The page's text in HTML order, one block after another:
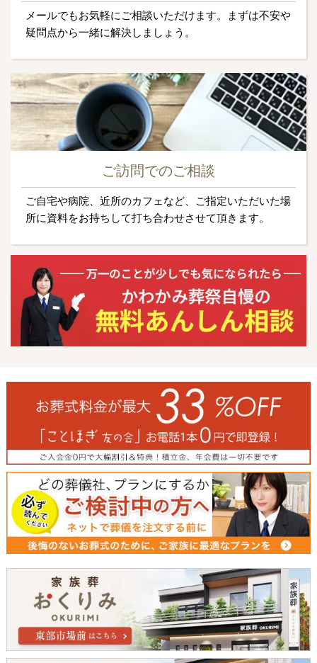
メールでもお気軽にご相談いただけます。まずは不安や
疑問点から一緒に解決しましょう。
ご訪問でのご相談
ご自宅や病院、近所のカフェなど、ご指定いただいた場
所に資料をお持ちして打ち合わせさせて頂きます。